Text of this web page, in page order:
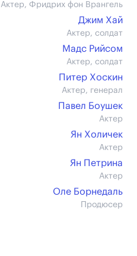
Актер, Фридрих фон Врангель
Джим Хай
Актер, солдат
Мадс Рийсом
Актер, солдат
Питер Хоскин
Актер, генерал
Павел Боушек
Актер
Ян Холичек
Актер
Ян Петрина
Актер
Оле Борнедаль
Продюсер